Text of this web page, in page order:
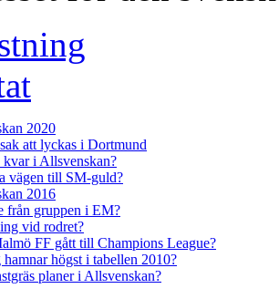
2020
att lyckas i Dortmund
i Allsvenskan?
vägen till SM-guld?
2016
från gruppen i EM?
vid rodret?
FF gått till Champions League?
högst i tabellen 2010?
planer i Allsvenskan?